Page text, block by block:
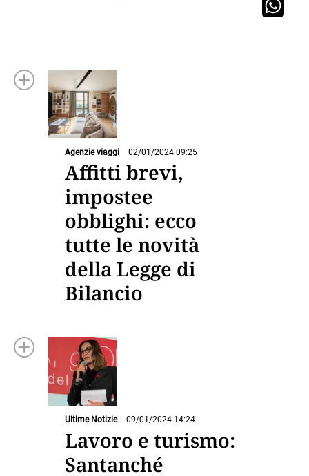
Agenzie viaggi 02/01/2024 09:25
Affitti brevi,
impostee
obblighi: ecco
tutte le novità
della Legge di
Bilancio
Ultime Notizie 09/01/2024 14:24
Lavoro e turismo:
Santanché